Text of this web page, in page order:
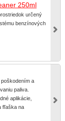
250ml
určený
benzínových
a
paliva.
aplikácie,
fľaška na